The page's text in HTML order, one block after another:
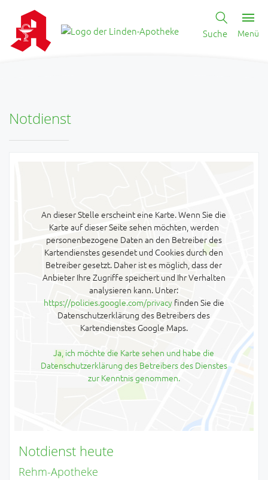
Suche Menü
Notdienst
An dieser Stelle erscheint eine Karte. Wenn Sie die
Karte auf dieser Seite sehen möchten, werden
personenbezogene Daten an den Betreiber des
Kartendienstes gesendet und Cookies durch den
Betreiber gesetzt. Daher ist es möglich, dass der
Anbieter Ihre Zugriffe speichert und Ihr Verhalten
analysieren kann. Unter:
https://policies.google.com/privacyfinden Sie die
Datenschutzerklärung des Betreibers des
Kartendienstes Google Maps.
Ja, ich möchte die Karte sehen und habe die
Datenschutzerklärung des Betreibers des Dienstes
zur Kenntnis genommen.
Notdienst heute
Rehm-Apotheke